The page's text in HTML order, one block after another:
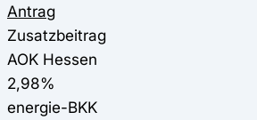
Antrag
Zusatzbeitrag
AOK Hessen
2,98%
energie-BKK